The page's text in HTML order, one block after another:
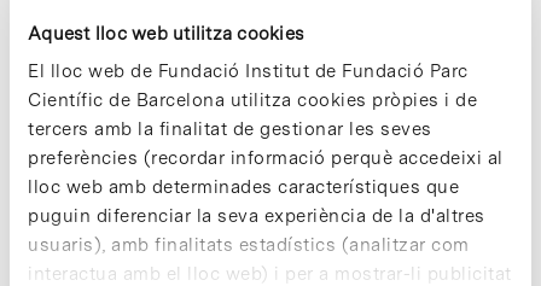
Aquest lloc web utilitza cookies
El lloc web de Fundació Institut de Fundació Parc
Científic de Barcelona utilitza cookies pròpies i de
tercers amb la finalitat de gestionar les seves
preferències (recordar informació perquè accedeixi al
lloc web amb determinades característiques que
puguin diferenciar la seva experiència de la d'altres
usuaris), amb finalitats estadístics (analitzar com
interactua amb el lloc web) i per a mostrar-li publicitat
provar un nou medicament en humans”, destaca
Núria Montserrat.
► Article de referència:Monteil et al. «Inhibition of
SARS-CoV-2 infections in engineered human
tissues using clinical-grade soluble human ACE2«.
Cell 2020, DOI: 10.1016/j.cell.2020.04.004
► Més informació: web de l’IBEC [+]